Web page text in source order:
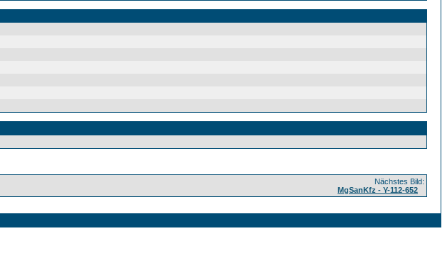
Nächstes Bild:
MgSanKfz - Y-112-652